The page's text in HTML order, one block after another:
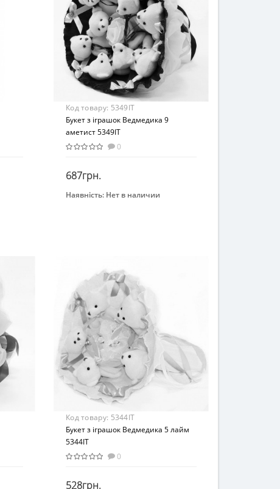
Текстиль
Код товару: 5349IT
Букет з іграшок Ведмедика 9
аметист 5349IT
0
687грн.
Закінчився
Наявність: Нет в наличии
От 4-х лет
Материал
Текстиль
Код товару: 5344IT
Букет з іграшок Ведмедика 5 лайм
5344IT
0
528грн.